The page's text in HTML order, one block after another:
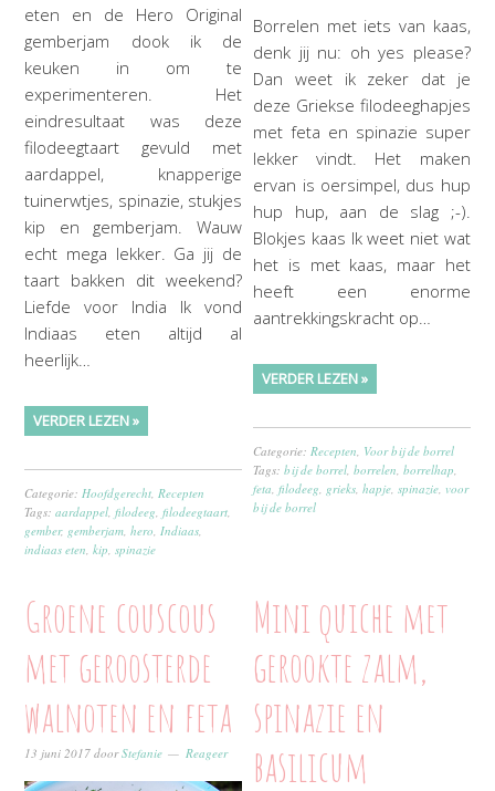
eten en de Hero Original
gemberjam dook ik de
keuken in om te
experimenteren. Het
eindresultaat was deze
filodeegtaart gevuld met
aardappel, knapperige
tuinerwtjes, spinazie, stukjes
kip en gemberjam. Wauw
echt mega lekker. Ga jij de
taart bakken dit weekend?
Liefde voor India Ik vond
Indiaas eten altijd al
heerlijk…
VERDER LEZEN »
Categorie: Hoofdgerecht Recepten
Tags:aardappel ,filodeeg ,filodeegtaart
gember, gemberjam ,hero Indiaas
indiaas eten ,kip ,spinazie
Borrelen met iets van kaas,
denk jij nu: oh yes please?
Dan weet ik zeker dat je
deze Griekse filodeeghapjes
met feta en spinazie super
lekker vindt. Het maken
ervan is oersimpel, dus hup
hup hup, aan de slag ;-).
Blokjes kaas Ik weet niet wat
het is met kaas, maar het
heeft een enorme
aantrekkingskracht op…
VERDER LEZEN »
Categorie: Recepten Voor bij de borrel
Tags:bij de borrel ,borrelen ,borrelhap
feta ,filodeeg grieks ,hapje ,spinazie voor
bij de borrel
Groene couscous
met geroosterde
walnoten en feta
13 juni 2017 doorStefanie Reageer
Mini quiche met
gerookte zalm,
spinazie en
basilicum